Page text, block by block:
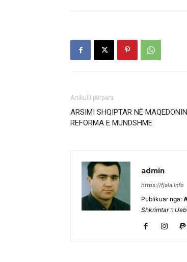
Artikulli përpara
ARSIMI SHQIPTAR NË
REFORMA E MUNDSHME
admin
https://fjala.info
Publikuar nga:
Shkrimtar ::